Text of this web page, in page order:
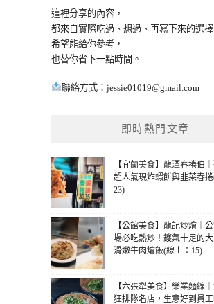
這裡分享的內容，
都來自實際吃過、想過、再寫下來的選擇
希望能給你參考，
也替你省下一點時間。
聯絡方式： jessie01019@gmail.com
即時熱門文章
【宜蘭美食】龍潭春捲伯
超人氣現炸蝦餅與韭菜春捲
23)
【公館美食】龍記炒燴｜
場必吃熱炒！鑊氣十足的
滑嫩牛肉燴飯(線上：15)
【六張犁美食】樂業麵線
狂排隊名店，生意好到員工